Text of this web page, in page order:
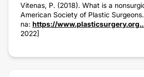
Vitenas, P. (2018). What is a
American Society of Plastic
na: https://
2022]